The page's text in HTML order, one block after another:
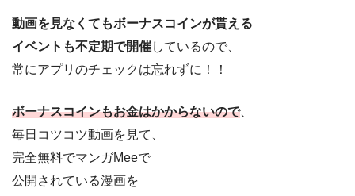
動画を見なくてもボーナスコインが貰える
イベントも不定期で開催しているので、
常にアプリのチェックは忘れずに！！
ボーナスコインもお金はかからないので、
毎日コツコツ動画を見て、
完全無料でマンガMeeで
公開されている漫画を